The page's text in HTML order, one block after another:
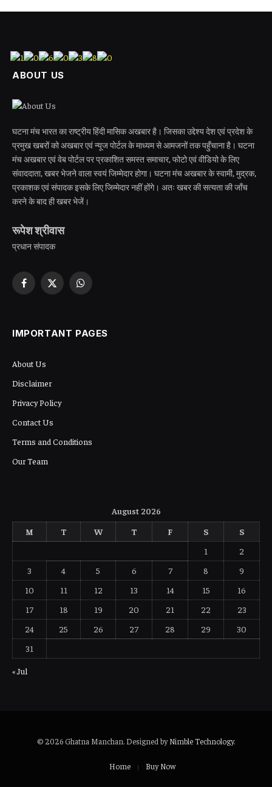
ABOUT US
घटना मंच भारत का राष्ट्रीय हिंदी मासिक अखबार है। जिसका उद्देश्य देश एवं प्रदेश के
प्रमुख खबरों को अखबार एवं न्यूज पोर्टल के माध्यम से आमजनों तक पहुँचाना है। घटना
मंच अखबार एवं वेब पोर्टल पर प्रकाशित समस्त समाचार, फोटो एवं वीडियो के लिए
संवाददाता, खबर भेजने वाला स्वयं जिम्मेदार होगा। घटना मंच अखबार के स्वामी, मुद्रक,
प्रकाशक एवं संपादक इसके लिए जिम्मेदार नहीं होंगे। अतः खबर की सत्यता की जाँच
करने के बाद ही खबर भेजें।
रूपेश श्रीवास
प्रधान संपादक
Facebook
X
WhatsApp
IMPORTANT PAGES
About Us
Disclaimer
Privacy Policy
Contact Us
Terms and Conditions
Our Team
August 2026
M
T W T F S
S
1
2
3
4 5 6 7 8
9
10
11 12 13 14 15
16
17
18 19 20 21 22
23
24
25 26 27 28 29
30
31
« Jul
© 2026 Ghatna Manchan. Designed byNimble Technology.
Home Buy Now